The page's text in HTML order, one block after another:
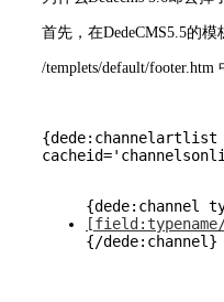
首先，在DedeCMS5.5的模
/templets/default/
{/dede:channel}